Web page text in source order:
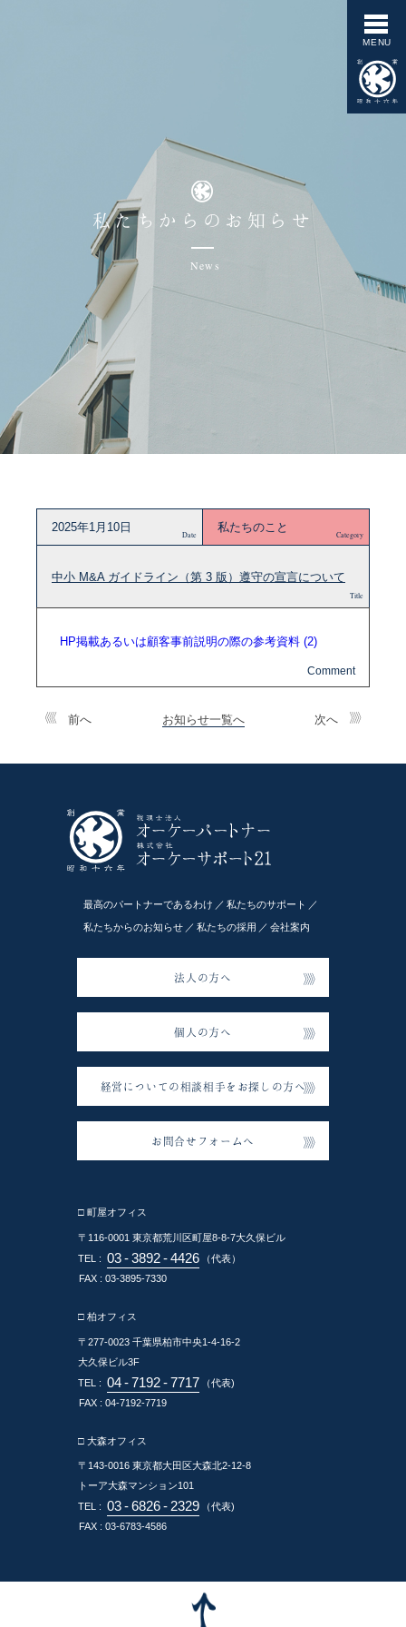
私たちからのお知らせ
News
2025年1月10日
Date
私たちのこと
Category
中小 M&A ガイドライン（第 3 版）遵守の宣言について
Title
HP掲載あるいは顧客事前説明の際の参考資料 (2)
前へ お知らせ一覧へ 次へ
最高のパートナーであるわけ 私たちのサポート
私たちからのお知らせ 私たちの採用 会社案内
法人の方へ
個人の方へ
経営についての相談相手をお探しの方へ
お問合せフォームへ
□ 町屋オフィス
〒116-0001 東京都荒川区町屋8-8-7大久保ビル
TEL : 03 - 3892 - 4426
（代表）
FAX : 03-3895-7330
□ 柏オフィス
〒277-0023 千葉県柏市中央1-4-16-2
大久保ビル3F
TEL : 04 - 7192 - 7717
（代表)
FAX : 04-7192-7719
□ 大森オフィス
〒143-0016 東京都大田区大森北2-12-8
トーア大森マンション101
TEL : 03 - 6826 - 2329
（代表)
FAX : 03-6783-4586